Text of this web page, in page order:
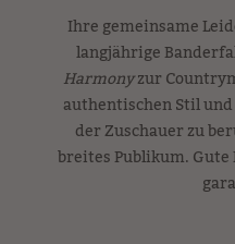
Ihre gemeinsame
langjährige
Harmonyzur
authentischen Stil
der Zuschauer zu
breites Publikum.